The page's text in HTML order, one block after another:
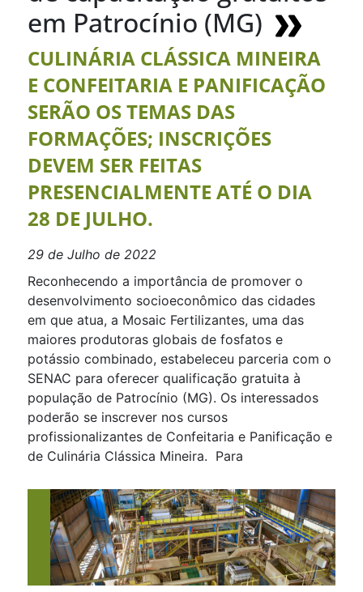
em Patrocínio (MG)
CULINÁRIA CLÁSSICA MINEIRA
E CONFEITARIA E PANIFICAÇÃO
SERÃO OS TEMAS DAS
FORMAÇÕES; INSCRIÇÕES
DEVEM SER FEITAS
PRESENCIALMENTE ATÉ O DIA
28 DE JULHO.
29 de Julho de 2022
Reconhecendo a importância de promover o
desenvolvimento socioeconômico das cidades
em que atua, a Mosaic Fertilizantes, uma das
maiores produtoras globais de fosfatos e
potássio combinado, estabeleceu parceria com o
SENAC para oferecer qualificação gratuita à
população de Patrocínio (MG). Os interessados
poderão se inscrever nos cursos
profissionalizantes de Confeitaria e Panificação e
de Culinária Clássica Mineira. Para